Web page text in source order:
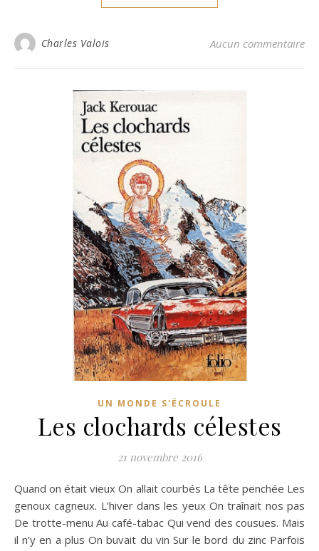
Charles Valois Aucun commentaire
UN MONDE S'ÉCROULE
Les clochards célestes
21 novembre 2016
Quand on était vieux On allait courbés La tête penchée Les
genoux cagneux. L’hiver dans les yeux On traînait nos pas
De trotte-menu Au café-tabac Qui vend des cousues. Mais
il n’y en a plus On buvait du vin Sur le bord du zinc Parfois